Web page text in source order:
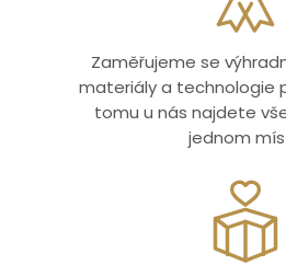
Zaměřujeme se
materiály a technologie
tomu u nás najdete
jednom